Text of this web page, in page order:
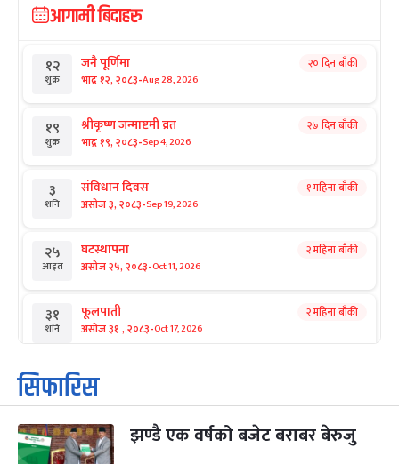
आगामी बिदाहरु
१२
शुक्र
जनै पूर्णिमा
भाद्र १२, २०८३-Aug 28, 2026
२० दिन बाँकी
१९
शुक्र
श्रीकृष्ण जन्माष्टमी व्रत
भाद्र १९, २०८३-Sep 4, 2026
२७ दिन बाँकी
३
शनि
संविधान दिवस
असोज ३, २०८३-Sep 19, 2026
१ महिना बाँकी
२५
आइत
घटस्थापना
असोज २५, २०८३-Oct 11, 2026
२ महिना बाँकी
३१
शनि
फूलपाती
असोज ३१ , २०८३-Oct 17, 2026
२ महिना बाँकी
१
आइत
कार्तिक सङ्क्रान्ति
कार्तिक १, २०८३
३
मंगल
महानवमी
कार्तिक ३, २०८३
२ महिना बाँकी
सिफारिस
झण्डै एक वर्षको बजेट बराबर बेरुजु